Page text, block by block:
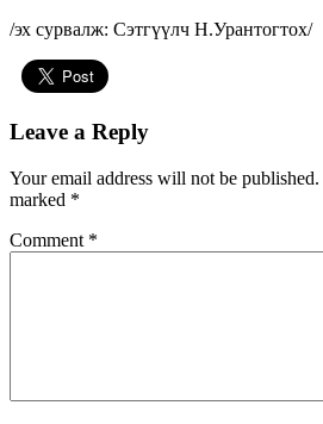
/эх сурвалж: Сэтгүүлч Н.Урантогтох/
Leave a Reply
Your email address will not be published.
marked *
Comment *